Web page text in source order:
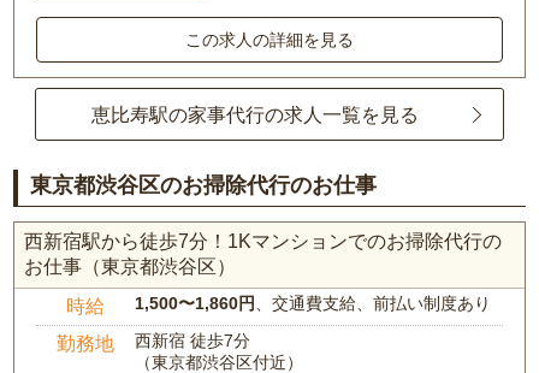
この求人の詳細を見る
恵比寿駅の家事代行の求人一覧を見る
東京都渋谷区のお掃除代行のお仕事
西新宿駅から徒歩7分！1Kマンションでのお掃除代行の
お仕事（東京都渋谷区）
時給 1,500〜1,860円 、交通費支給、前払い制度あり
勤務地
西新宿 徒歩7分
（東京都渋谷区付近）